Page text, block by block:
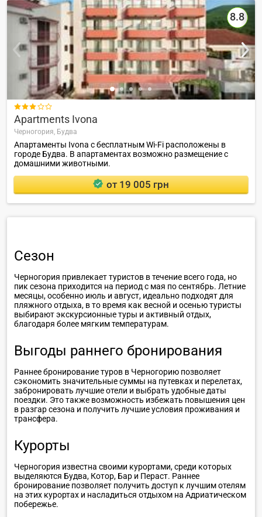
8.8

Apartments Ivona
Черногория, Будва
Апартаменты Ivona с бесплатным Wi-Fi расположены в
городе Будва. В апартаментах возможно размещение с
домашними животными.
от 19 005 грн
Сезон
Черногория привлекает туристов в течение всего года, но
пик сезона приходится на период с мая по сентябрь. Летние
месяцы, особенно июль и август, идеально подходят для
пляжного отдыха, в то время как весной и осенью туристы
выбирают экскурсионные туры и активный отдых,
благодаря более мягким температурам.
Выгоды раннего бронирования
Раннее бронирование туров в Черногорию позволяет
сэкономить значительные суммы на путевках и перелетах,
забронировать лучшие отели и выбрать удобные даты
поездки. Это также возможность избежать повышения цен
в разгар сезона и получить лучшие условия проживания и
трансфера.
Курорты
Черногория известна своими курортами, среди которых
выделяются Будва, Котор, Бар и Пераст. Раннее
бронирование позволяет получить доступ к лучшим отелям
на этих курортах и насладиться отдыхом на Адриатическом
побережье.